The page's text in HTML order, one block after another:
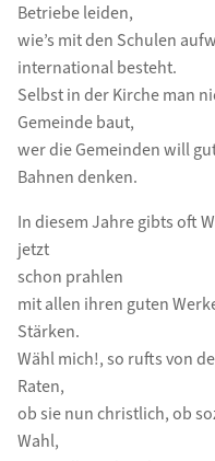
Betriebe leiden,
wie’s mit den Schulen
international besteht.
Selbst in der Kirche man
Gemeinde baut,
wer die Gemeinden will
Bahnen denken.
In diesem Jahre gibts oft
jetzt
schon prahlen
mit allen ihren guten
Stärken.
Wähl mich!, so rufts
Raten,
ob sie nun christlich, ob
Wahl,